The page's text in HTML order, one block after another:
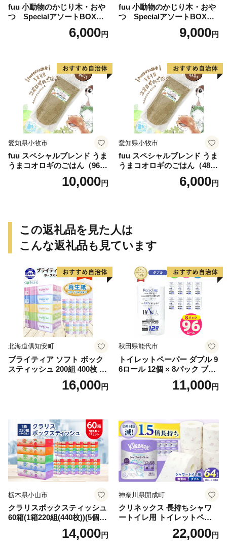
fuu 小動物のかじり木・おや
つ SpecialアソートBOX（1
6,000円
fuu 小動物のかじり木・おや
つ SpecialアソートBOX（2
9,000円
愛知県小牧市
fuu スペシャルブレンド うま
うまコオロギのごはん（960
10,000円
愛知県小牧市
fuu スペシャルブレンド うま
うまコオロギのごはん（480
6,000円
この返礼品を見た人は
こんな返礼品も見ています
北海道倶知安町
ブライティア ソフト ボック
スティッシュ 200組 400枚 60
箱 日本製 まとめ買い ティッ
シュ リサイクル 長持 防災 常
倶知安町 日用品
16,000円
秋田県能代市
トイレットペーパー ダブル 9
6ロール 12個 × 8パック ブラ
ンカ 再生紙 100％ 芯あり 日
用品 消耗品 無香料 生活用品
11,000円
栃木県小山市
クラリスボックスティッシュ
60箱(1箱220組(440枚))(5個入
り×12セット)【1256759】
14,000円
神奈川県開成町
クリネックス 長持ちシャワ
ートイレ用 トイレットペー
パー（ダブル）64ロール(8ロ
ール×8パック) 開成町 トイレ
22,000円